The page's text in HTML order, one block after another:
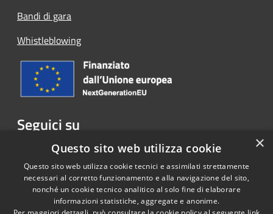
Bandi di gara
Whistleblowing
Seguici su
Facebook
Copyright © 2026 • Comune di
×
Questo sito web utilizza cookie
Questo sito web utilizza cookie tecnici e assimilati strettamente
necessari al corretto funzionamento e alla navigazione del sito,
nonché un cookie tecnico analitico al solo fine di elaborare
informazioni statistiche, aggregate e anonime.